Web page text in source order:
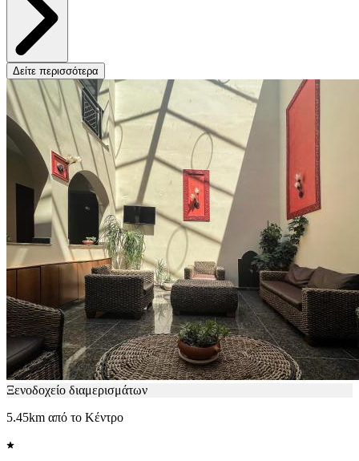
Δείτε περισσότερα
Ξενοδοχείο διαμερισμάτων
5.45km από το Κέντρο